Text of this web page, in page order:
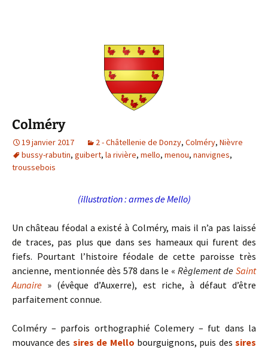
Colméry
19 janvier 2017 2 - Châtellenie de Donzy, Colméry, Nièvre
bussy-rabutin, guibert, la rivière, mello, menou, nanvignes,
troussebois
(illustration : armes de Mello)
Un château féodal a existé à Colméry, mais il n’a pas laissé
de traces, pas plus que dans ses hameaux qui furent des
fiefs. Pourtant l’histoire féodale de cette paroisse très
ancienne, mentionnée dès 578 dans le «Règlement deSaint
Aunaire » (évêque d’Auxerre), est riche, à défaut d’être
parfaitement connue.
Colméry – parfois orthographié Colemery – fut dans la
mouvance des sires de Mello bourguignons, puis des sires